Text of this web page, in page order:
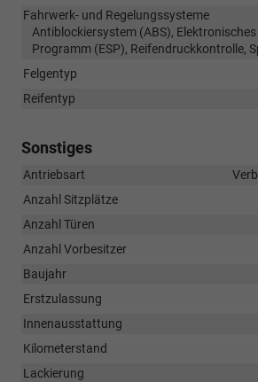
Fahrwerk- und Regelungssysteme
Antiblockiersystem (ABS),
Programm (ESP), Reifendruckkontrolle,
Felgentyp
Reifentyp
Sonstiges
Antriebsart
Anzahl Sitzplätze
Anzahl Türen
Anzahl Vorbesitzer
Baujahr
Erstzulassung
Innenausstattung
Kilometerstand
Lackierung